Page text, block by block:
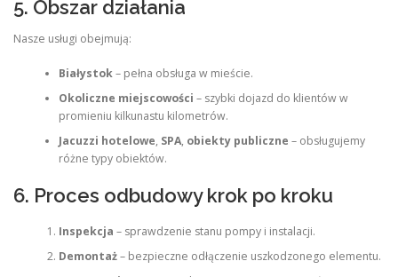
5. Obszar działania
Nasze usługi obejmują:
Białystok– pełna obsługa w mieście.
Okoliczne miejscowości – szybki dojazd do klientów w
promieniu kilkunastu kilometrów.
Jacuzzi hotelowe, SPA, obiekty publiczne – obsługujemy
różne typy obiektów.
6. Proces odbudowy krok po kroku
Inspekcja – sprawdzenie stanu pompy i instalacji.
Demontaż– bezpieczne odłączenie uszkodzonego elementu.